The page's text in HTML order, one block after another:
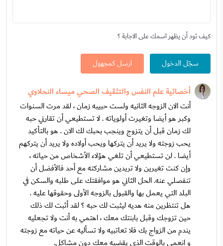
كيف تود أن يظهر اسمك على الاجابة ؟
سجّل الدخول ارسل كمجهول
أخصائية علم النفس والتثقيف الصحي ميساء النحلاوي
أنت الان الزوجه الثانيه ولست حبيبه زمان ، لقد مرت السنوات
وكبر هو أيضا وتغيرت أولوياته . لا تستطيعي أن تقارني حبه
لك زمان قبل أن يتزوج وينجب بحبك لك الان . هو بالتأكيد
يحب زوجته ولا يريد أن يتركها ويحب أولاده ولا يريد أن يتركهم
أيضا . لن تستطيعي أن تلغي هؤلاء الأشخاص من حياته ،
وإن كنت تغيرين ولا تريدين مشاركته مع أحد فالأفضل أن
تنفصلي عنه. الحل الثاني هو موافقتك على طلبه والسكن في
البلد التي يعمل بها والقبول بالزوجه الأولى وحقوقها عليه .
هل تنتظرين منه هديه ليثبت لك حبه ؟ لقد أثبت لك ذلك
حين تزوجك وقبل بابنتك معك ، اهتمي به أنت ولا تجعليه
يندم من الزواج بك فلا تعاتبيه ولا تسأليه عن حياته مع زوجته
و انعمي بالوقت الذي يقضيه معك دون مشاكل.